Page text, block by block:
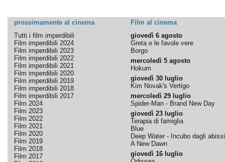
prossimamente al cinema
Film al cinema
Tutti i film imperdibili
Film imperdibili 2024
Film imperdibili 2023
Film imperdibili 2022
Film imperdibili 2021
Film imperdibili 2020
Film imperdibili 2019
Film imperdibili 2018
Film imperdibili 2017
Film 2024
Film 2023
Film 2022
Film 2021
Film 2020
Film 2019
Film 2018
Film 2017
giovedì 6 agosto
Greta e le favole vere
Borgo
mercoledì 5 agosto
Hokum
giovedì 30 luglio
Kim Novak's Vertigo
mercoledì 29 luglio
Spider-Man - Brand New Day
giovedì 23 luglio
Terapia di famiglia
Blue
Deep Water - Incubo dagli abissi
A New Dawn
giovedì 16 luglio